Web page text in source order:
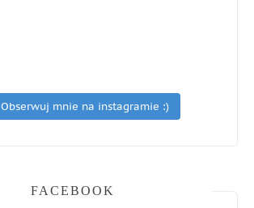
Obserwuj mnie na instagramie :)
FACEBOOK